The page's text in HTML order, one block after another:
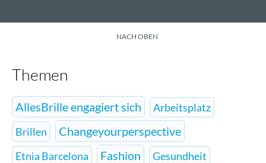
NACH OBEN
Themen
AllesBrille engagiert sich
Arbeitsplatz
Brillen
Changeyourperspective
Etnia Barcelona Fashion Gesundheit